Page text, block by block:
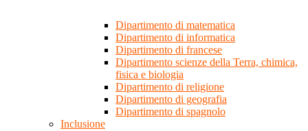
Dipartimento di matematica
Dipartimento di informatica
Dipartimento di francese
Dipartimento scienze della Terra, chimica,
fisica e biologia
Dipartimento di religione
Dipartimento di geografia
Dipartimento di spagnolo
Inclusione